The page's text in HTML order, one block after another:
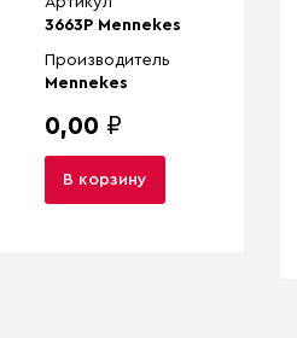
3663P Mennekes
Производитель
Mennekes
0,00 ₽
В корзину